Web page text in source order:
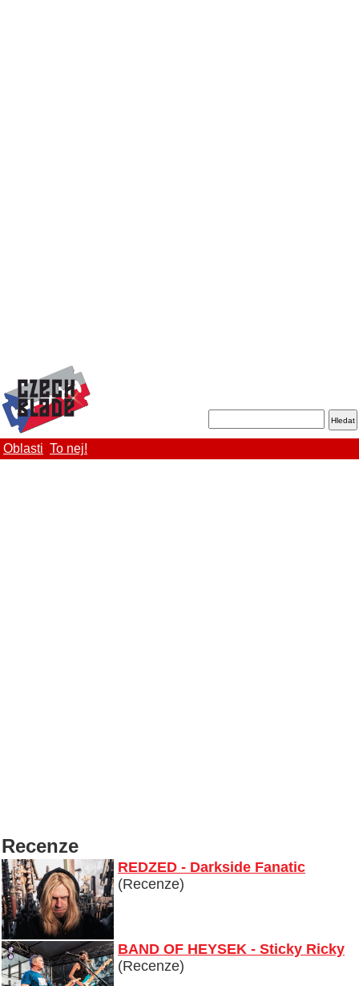
Oblasti To nej!
Recenze
REDZED - Darkside Fanatic
(Recenze)
BAND OF HEYSEK - Sticky Ricky
(Recenze)